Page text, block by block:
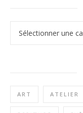
ART ATELIER